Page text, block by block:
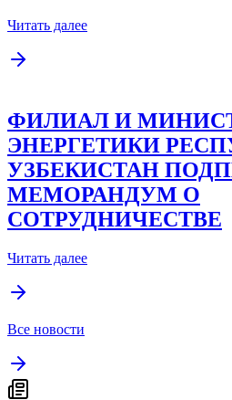
Читать далее
ФИЛИАЛ И
ЭНЕРГЕТИКИ
УЗБЕКИСТАН
МЕМОРАНДУМ О
СОТРУДНИЧЕСТВЕ
Читать далее
Все новости